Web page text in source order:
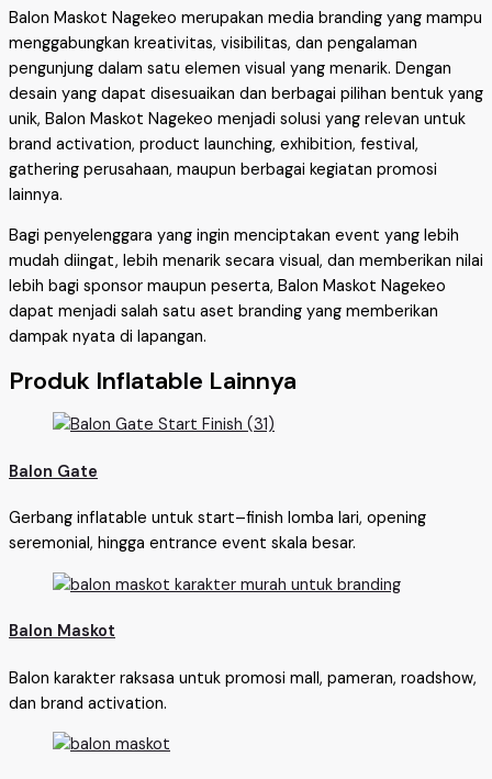
Balon Maskot Nagekeo merupakan media branding yang mampu
menggabungkan kreativitas, visibilitas, dan pengalaman
pengunjung dalam satu elemen visual yang menarik. Dengan
desain yang dapat disesuaikan dan berbagai pilihan bentuk yang
unik, Balon Maskot Nagekeo menjadi solusi yang relevan untuk
brand activation, product launching, exhibition, festival,
gathering perusahaan, maupun berbagai kegiatan promosi
lainnya.
Bagi penyelenggara yang ingin menciptakan event yang lebih
mudah diingat, lebih menarik secara visual, dan memberikan nilai
lebih bagi sponsor maupun peserta, Balon Maskot Nagekeo
dapat menjadi salah satu aset branding yang memberikan
dampak nyata di lapangan.
Produk Inflatable Lainnya
Balon Gate
Gerbang inflatable untuk start–finish lomba lari, opening
seremonial, hingga entrance event skala besar.
Balon Maskot
Balon karakter raksasa untuk promosi mall, pameran, roadshow,
dan brand activation.